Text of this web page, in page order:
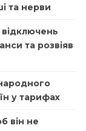
та нерви
відключень
та розвіяв
у тарифах
він не